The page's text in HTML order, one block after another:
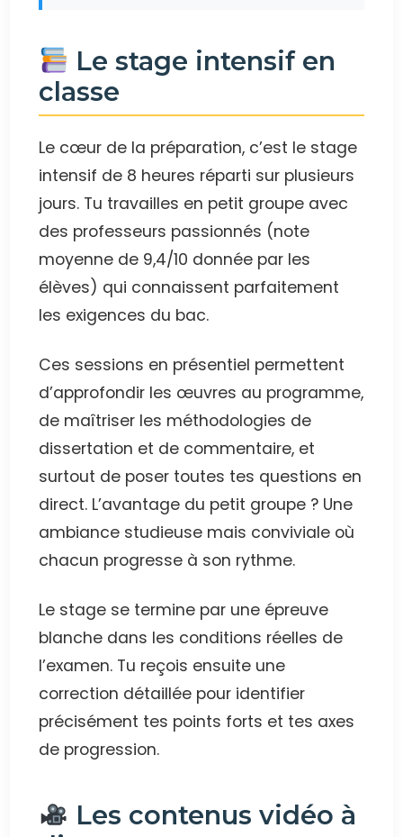
Le stage intensif en
classe
Le cœur de la préparation, c’est le stage
intensif de 8 heures réparti sur plusieurs
jours. Tu travailles en petit groupe avec
des professeurs passionnés (note
moyenne de 9,4/10 donnée par les
élèves) qui connaissent parfaitement
les exigences du bac.
Ces sessions en présentiel permettent
d’approfondir les œuvres au programme,
de maîtriser les méthodologies de
dissertation et de commentaire, et
surtout de poser toutes tes questions en
direct. L’avantage du petit groupe ? Une
ambiance studieuse mais conviviale où
chacun progresse à son rythme.
Le stage se termine par une épreuve
blanche dans les conditions réelles de
l’examen. Tu reçois ensuite une
correction détaillée pour identifier
précisément tes points forts et tes axes
de progression.
Les contenus vidéo à